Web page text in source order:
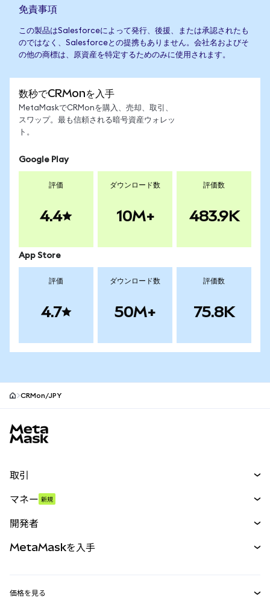
免責事項
この製品はSalesforceによって発行、後援、または承認されたも
のではなく、Salesforceとの提携もありません。会社名およびそ
の他の商標は、原資産を特定するためのみに使用されます。
数秒でCRMonを入手
MetaMaskでCRMonを購入、売却、取引、
スワップ。最も信頼される暗号資産ウォレッ
ト。
Google Play
評価
4.4
ダウンロード数
10M+
評価数
483.9K
App Store
評価
4.7
ダウンロード数
50M+
評価数
75.8K
CRMon/JPY
取引
パーペチュアル
RWA
マネー 新規
開発者
MetaMaskを入手
価格を見る